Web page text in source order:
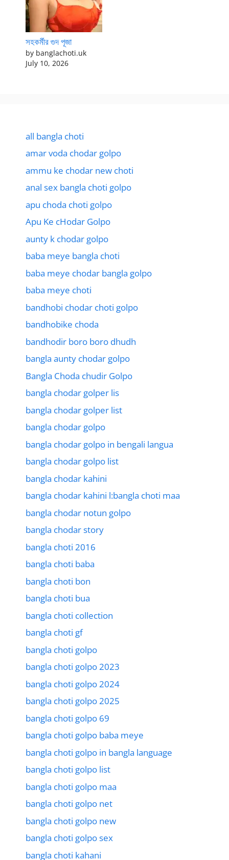
সহকর্মীর গুদ পূজা
by banglachoti.uk
July 10, 2026
all bangla choti
amar voda chodar golpo
ammu ke chodar new choti
anal sex bangla choti golpo
apu choda choti golpo
Apu Ke cHodar Golpo
aunty k chodar golpo
baba meye bangla choti
baba meye chodar bangla golpo
baba meye choti
bandhobi chodar choti golpo
bandhobike choda
bandhodir boro boro dhudh
bangla aunty chodar golpo
Bangla Choda chudir Golpo
bangla chodar golper lis
bangla chodar golper list
bangla chodar golpo
bangla chodar golpo in bengali langua
bangla chodar golpo list
bangla chodar kahini
bangla chodar kahini l:bangla choti maa
bangla chodar notun golpo
bangla chodar story
bangla choti 2016
bangla choti baba
bangla choti bon
bangla choti bua
bangla choti collection
bangla choti gf
bangla choti golpo
bangla choti golpo 2023
bangla choti golpo 2024
bangla choti golpo 2025
bangla choti golpo 69
bangla choti golpo baba meye
bangla choti golpo in bangla language
bangla choti golpo list
bangla choti golpo maa
bangla choti golpo net
bangla choti golpo new
bangla choti golpo sex
bangla choti kahani